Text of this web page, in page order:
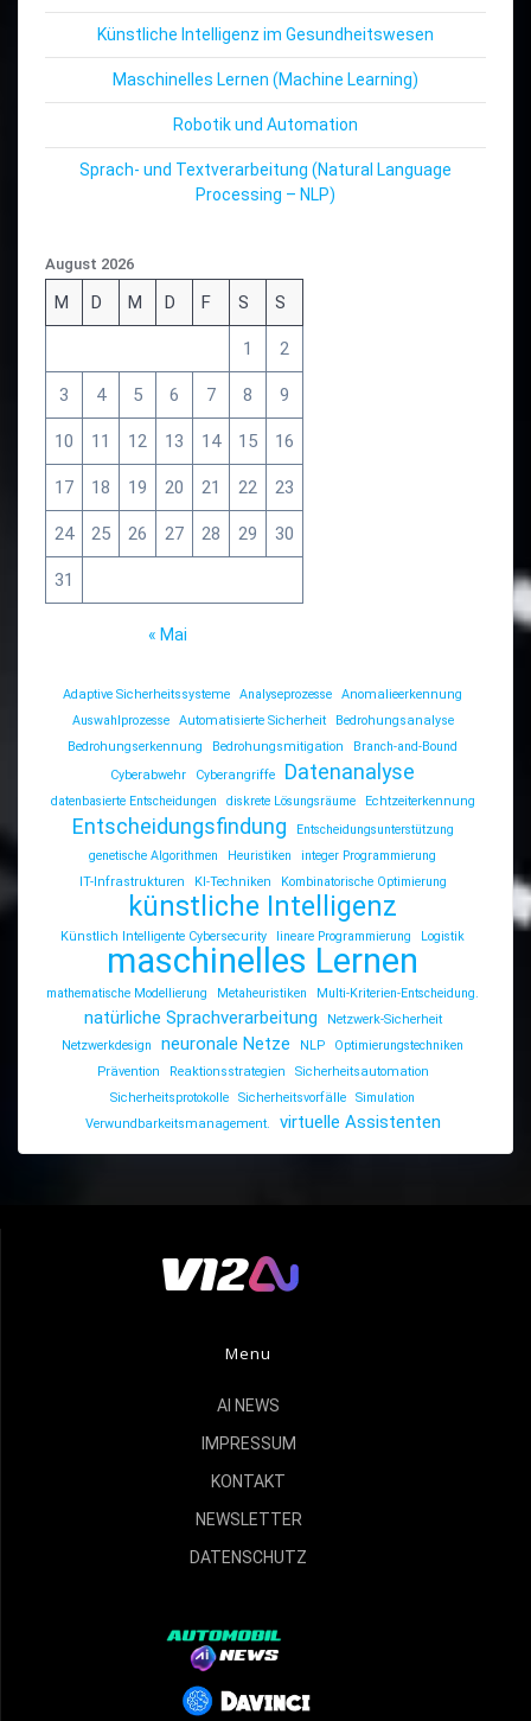
Künstliche Intelligenz im Gesundheitswesen
Maschinelles Lernen (Machine Learning)
Robotik und Automation
Sprach- und Textverarbeitung (Natural Language
Processing – NLP)
August 2026
M D M D F S S
1 2
3 4 5 6 7 8 9
10 11 12 13 14 15 16
17 18 19 20 21 22 23
24 25 26 27 28 29 30
31
« Mai
Adaptive Sicherheitssysteme Analyseprozesse
Anomalieerkennung
Auswahlprozesse
Automatisierte Sicherheit
Bedrohungsanalyse
Bedrohungserkennung
Bedrohungsmitigation
Branch-and-Bound
Cyberabwehr
Cyberangriffe Datenanalyse
datenbasierte Entscheidungen diskrete Lösungsräume Echtzeiterkennung
Entscheidungsfindung
Entscheidungsunterstützung
genetische Algorithmen
Heuristiken
integer Programmierung
IT-Infrastrukturen
KI-Techniken Kombinatorische Optimierung
künstliche Intelligenz
Künstlich Intelligente Cybersecurity lineare Programmierung Logistik
maschinelles Lernen
mathematische Modellierung Metaheuristiken Multi-Kriterien-Entscheidung.
natürliche Sprachverarbeitung
Netzwerk-Sicherheit
Netzwerkdesign
neuronale Netze NLP
Optimierungstechniken
Prävention
Reaktionsstrategien
Sicherheitsautomation
Sicherheitsprotokolle
Sicherheitsvorfälle
Simulation
Verwundbarkeitsmanagement.
virtuelle Assistenten
Menu
AI NEWS
IMPRESSUM
KONTAKT
NEWSLETTER
DATENSCHUTZ